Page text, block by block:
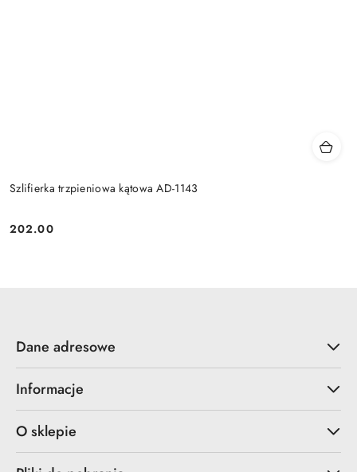
Szlifierka trzpieniowa kątowa AD-1143
Cena:
202.00
Dane adresowe
Informacje
O sklepie